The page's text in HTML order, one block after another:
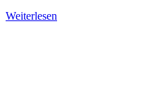
Weiterlesen